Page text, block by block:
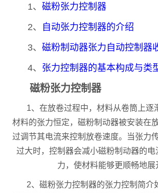
1、 磁粉张力控制器
2、
自动张力控制器的介绍
3、 磁粉制动器张力自动控制器
4、 张力控制器的基本构成与类
磁粉张力控制器
1、在放卷过程中，材料从卷筒上逐
材料的张力恒定，磁粉制动器被安装在
过调节其电流来控制放卷速度。当张力
过大时，控制器会减小磁粉制动器的电
力，使材料能够更顺畅地展
2、磁粉张力控制器的张力控制简介